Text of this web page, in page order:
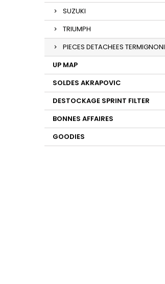
SUZUKI
TRIUMPH
PIECES DETACHEES TERMIGNONI
UP MAP
SOLDES AKRAPOVIC
DESTOCKAGE SPRINT FILTER
BONNES AFFAIRES
GOODIES